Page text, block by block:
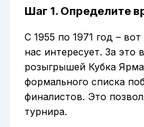
Шаг 1. Определите
С 1955 по 1971 год –
нас интересует. За это
розыгрышей Кубка
формального списка
финалистов. Это
турнира.